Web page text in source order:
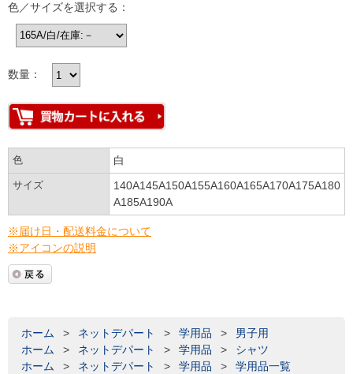
色／サイズを選択する：
数量：
色 白
サイズ
140A145A150A155A160A165A170A175A180
A185A190A
※届け日・配送料金について
※アイコンの説明
ホーム > ネットデパート > 学用品 >
男子用
ホーム
> ネットデパート > 学用品 >
シャツ
ホーム
> ネットデパート > 学用品 > 学用品一覧